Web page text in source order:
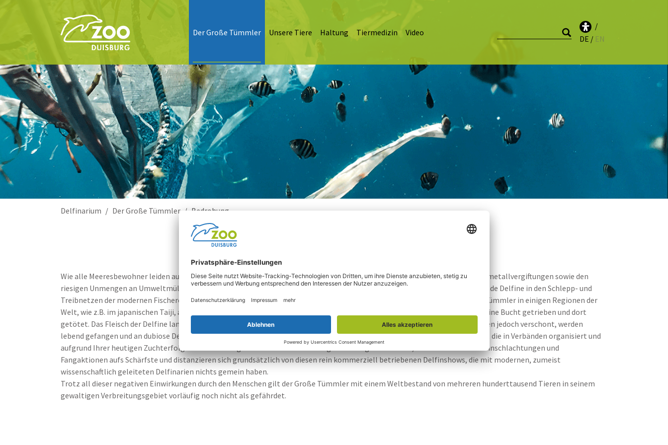
Der Große Tümmler Unsere Tiere Haltung Tiermedizin Video
DE EN
Delfinarium Der Große Tümmler Bedrohung
Wie alle Meeresbewohner leiden auch die Großen Tümmler an der weltweiten Meeresverschmutzung. Ölkatastrophen, Schwermetallvergiftungen sowie den
riesigen Unmengen an Umweltmüll fallen alljährlichen unzählige Delfine zum Opfer. Zudem sterben jedes Jahr hunderttausende Delfine in den Schlepp- und
Treibnetzen der modernen Fischerei, in denen die Delfine als unerwünschter Beifang verenden. Darüber hinaus werden Große Tümmler in einigen Regionen der
Welt, wie z.B. im japanischen Taiji, auch heute noch vom Menschen bejagt. So werden in Taiji Jahr für Jahr tausende Delfine in eine Bucht getrieben und dort
getötet. Das Fleisch der Delfine landet auf dem örtlichen Markt bzw. in den Geschäften. Einzelne Delfine dieser Treibjagd bleiben jedoch verschont, werden
lebend gefangen und an dubiose Delfinshows zumeist in Touristenhochburgen verkauft. Alle anerkannten Delfinarien der Welt, die in Verbänden organisiert und
aufgrund Ihrer heutigen Zuchterfolge bereits seit zig Jahren auf keine Wildfänge mehr angewiesen sind, verurteilen diese Delfinschlachtungen und
Fangaktionen aufs Schärfste und distanzieren sich grundsätzlich von diesen rein kommerziell betriebenen Delfinshows, die mit modernen, zumeist
wissenschaftlich geleiteten Delfinarien nichts gemein haben.
Trotz all dieser negativen Einwirkungen durch den Menschen gilt der Große Tümmler mit einem Weltbestand von mehreren hunderttausend Tieren in seinem
gewaltigen Verbreitungsgebiet vorläufig noch nicht als gefährdet.